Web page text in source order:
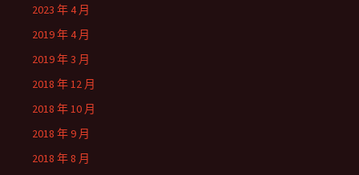
2023 年 4 月
2019 年 4 月
2019 年 3 月
2018 年 12 月
2018 年 10 月
2018 年 9 月
2018 年 8 月